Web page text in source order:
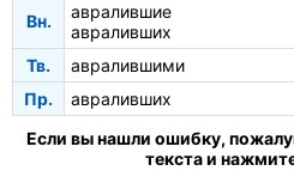
Вн.
авралившие
авраливших
Тв.
авралившими
Пр.
авраливших
Если вы нашли ошибку,
текста и